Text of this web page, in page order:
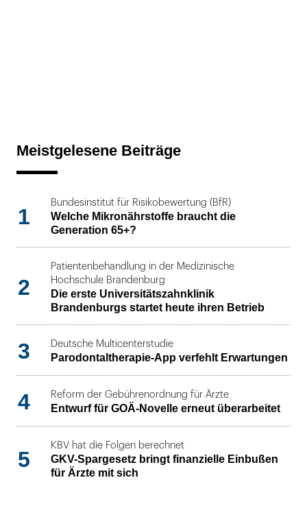
Meistgelesene Beiträge
1
Bundesinstitut für Risikobewertung (BfR)
Welche Mikronährstoffe braucht die
Generation 65+?
2
Patientenbehandlung in der Medizinische
Hochschule Brandenburg
Die erste Universitätszahnklinik
Brandenburgs startet heute ihren Betrieb
3 Deutsche Multicenterstudie
Parodontaltherapie-App verfehlt Erwartungen
4 Reform der Gebührenordnung für Ärzte
Entwurf für GOÄ-Novelle erneut überarbeitet
5
KBV hat die Folgen berechnet
GKV-Spargesetz bringt finanzielle Einbußen
für Ärzte mit sich